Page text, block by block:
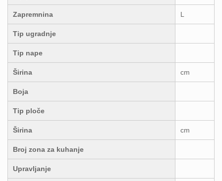
Zapremnina L
Tip ugradnje
Tip nape
Širina cm
Boja
Tip ploče
Širina cm
Broj zona za kuhanje
Upravljanje